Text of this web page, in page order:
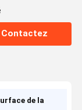
Contactez
de la